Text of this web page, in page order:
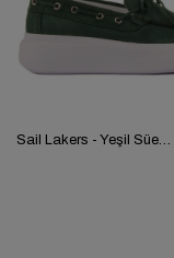
Sail Lakers - Yeşil Süet Deri Bağcıklı Kadın Günlük Ayakkabı 104-5054-E233